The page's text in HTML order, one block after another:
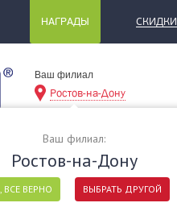
НАГРАДЫ СКИДКИ
Ваш филиал
Ростов-на-Дону
Ваш филиал:
Ростов-на-Дону
ВСЕ ВЕРНО ВЫБРАТЬ ДРУГОЙ